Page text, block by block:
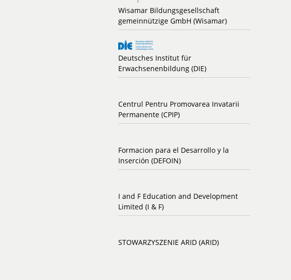
Wisamar Bildungsgesellschaft
gemeinnützige GmbH (Wisamar)
Deutsches Institut für
Erwachsenenbildung (DIE)
Centrul Pentru Promovarea Invatarii
Permanente (CPIP)
Formacion para el Desarrollo y la
Inserción (DEFOIN)
I and F Education and Development
Limited (I & F)
STOWARZYSZENIE ARID (ARID)